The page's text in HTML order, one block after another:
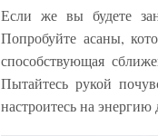
Если же вы будете
Попробуйте асаны,
способствующая
Пытайтесь рукой
настроитесь на энергию